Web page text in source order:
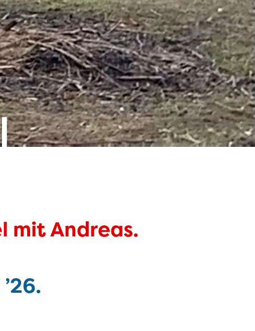
mit Andreas.
’26.